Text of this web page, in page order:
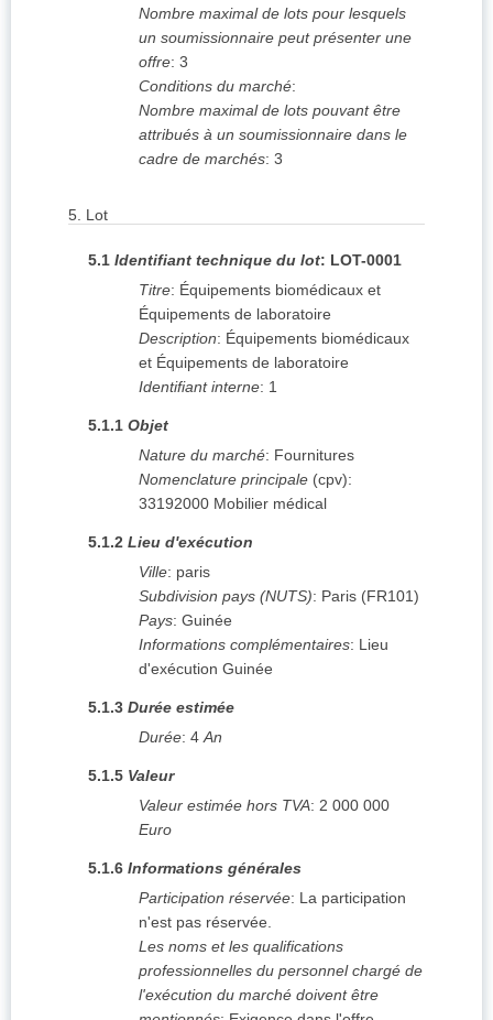
Nombre maximal de lots pour lesquels
un soumissionnaire peut présenter une
offre: 3
Conditions du marché:
Nombre maximal de lots pouvant être
attribués à un soumissionnaire dans le
cadre de marchés: 3
5. Lot
5.1 Identifiant technique du lot: LOT-0001
Titre: Équipements biomédicaux et
Équipements de laboratoire
Description: Équipements biomédicaux
et Équipements de laboratoire
Identifiant interne: 1
5.1.1 Objet
Nature du marché: Fournitures
Nomenclature principale (cpv):
33192000 Mobilier médical
5.1.2 Lieu d'exécution
Ville: paris
Subdivision pays (NUTS): Paris (FR101)
Pays: Guinée
Informations complémentaires: Lieu
d'exécution Guinée
5.1.3 Durée estimée
Durée: 4 An
5.1.5 Valeur
Valeur estimée hors TVA: 2 000 000
Euro
5.1.6 Informations générales
Participation réservée: La participation
n'est pas réservée.
Les noms et les qualifications
professionnelles du personnel chargé de
l'exécution du marché doivent être